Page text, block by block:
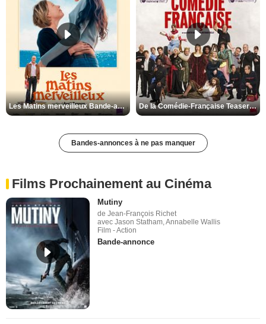
Les Matins merveilleux Bande-annonce VF De la Comédie-Française Teaser VF
Bandes-annonces à ne pas manquer
Films Prochainement au Cinéma
Mutiny
de Jean-François Richet
avec Jason Statham, Annabelle Wallis
Film - Action
Bande-annonce